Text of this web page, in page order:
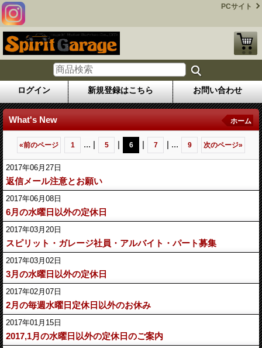
PCサイト
ログイン 新規登録はこちら お問い合わせ
What's New ホーム
«前のページ 1 ... | 5 | 6 | 7 | ... 9 次のページ»
2017年06月27日
返信メール注意とお願い
2017年06月08日
6月の水曜日以外の定休日
2017年03月20日
スピリット・ガレージ社員・アルバイト・パート募集
2017年03月02日
3月の水曜日以外の定休日
2017年02月07日
2月の毎週水曜日定休日以外のお休み
2017年01月15日
2017,1月の水曜日以外の定休日のご案内